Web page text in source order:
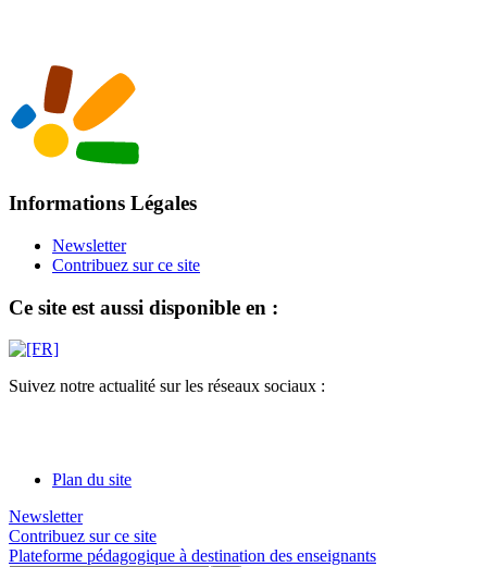
Informations Légales
Newsletter
Contribuez sur ce site
Ce site est aussi disponible en :
Suivez notre actualité sur les réseaux sociaux :
Plan du site
Newsletter
Contribuez sur ce site
Plateforme pédagogique à destination des enseignants